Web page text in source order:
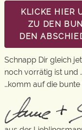
KLICKE HIER
ZU DEN
DEN
Schnapp Dir gleich
noch vorrätig ist und
…komm auf die bunte